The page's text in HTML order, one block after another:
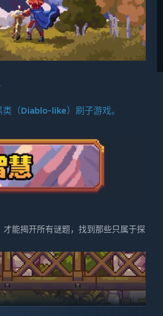
（Diablo-like）刷子游戏。
能揭开所有谜题，找到那些只属于探